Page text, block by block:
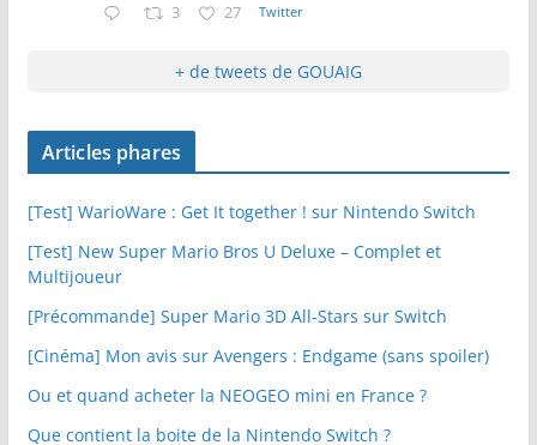
3 27 Twitter
+ de tweets de GOUAIG
Articles phares
[Test] WarioWare : Get It together ! sur Nintendo Switch
[Test] New Super Mario Bros U Deluxe – Complet et
Multijoueur
[Précommande] Super Mario 3D All-Stars sur Switch
[Cinéma] Mon avis sur Avengers : Endgame (sans spoiler)
Ou et quand acheter la NEOGEO mini en France ?
Que contient la boite de la Nintendo Switch ?